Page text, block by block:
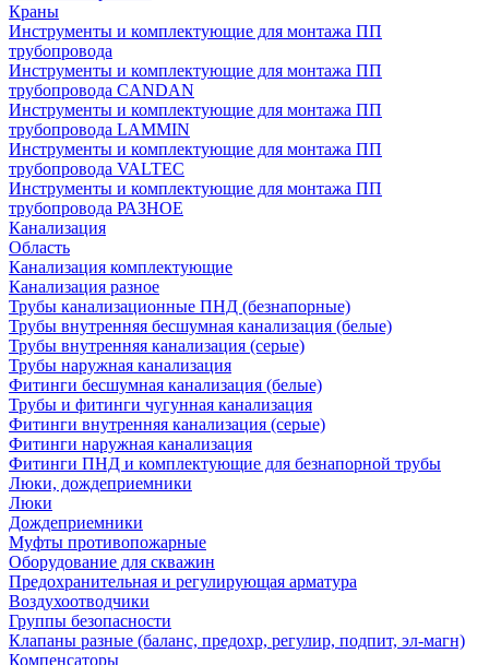
Краны
Инструменты и комплектующие для монтажа ПП
трубопровода
Инструменты и комплектующие для монтажа ПП
трубопровода CANDAN
Инструменты и комплектующие для монтажа ПП
трубопровода LAMMIN
Инструменты и комплектующие для монтажа ПП
трубопровода VALTEC
Инструменты и комплектующие для монтажа ПП
трубопровода РАЗНОЕ
Канализация
Область
Канализация комплектующие
Канализация разное
Трубы канализационные ПНД (безнапорные)
Трубы внутренняя бесшумная канализация (белые)
Трубы внутренняя канализация (серые)
Трубы наружная канализация
Фитинги бесшумная канализация (белые)
Трубы и фитинги чугунная канализация
Фитинги внутренняя канализация (серые)
Фитинги наружная канализация
Фитинги ПНД и комплектующие для безнапорной трубы
Люки, дождеприемники
Люки
Дождеприемники
Муфты противопожарные
Оборудование для скважин
Предохранительная и регулирующая арматура
Воздухоотводчики
Группы безопасности
Клапаны разные (баланс, предохр, регулир, подпит, эл-магн)
Компенсаторы